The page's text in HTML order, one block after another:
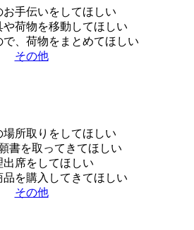
手伝いをしてほしい
荷物を移動してほしい
、荷物をまとめてほしい
その他
所取りをしてほしい
書を取ってきてほしい
席をしてほしい
を購入してきてほしい
その他